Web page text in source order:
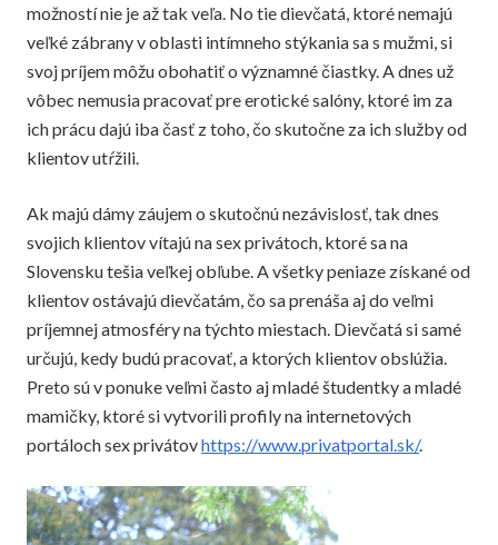
možností nie je až tak veľa. No tie dievčatá, ktoré nemajú
veľké zábrany v oblasti intímneho stýkania sa s mužmi, si
svoj príjem môžu obohatiť o významné čiastky. A dnes už
vôbec nemusia pracovať pre erotické salóny, ktoré im za
ich prácu dajú iba časť z toho, čo skutočne za ich služby od
klientov utŕžili.
Ak majú dámy záujem o skutočnú nezávislosť, tak dnes
svojich klientov vítajú na sex privátoch, ktoré sa na
Slovensku tešia veľkej obľube. A všetky peniaze získané od
klientov ostávajú dievčatám, čo sa prenáša aj do veľmi
príjemnej atmosféry na týchto miestach. Dievčatá si samé
určujú, kedy budú pracovať, a ktorých klientov obslúžia.
Preto sú v ponuke veľmi často aj mladé študentky a mladé
mamičky, ktoré si vytvorili profily na internetových
portáloch sex privátovhttps://www.privatportal.sk/.